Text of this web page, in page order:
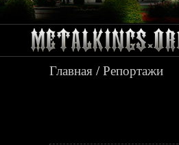
Главная /Репортажи